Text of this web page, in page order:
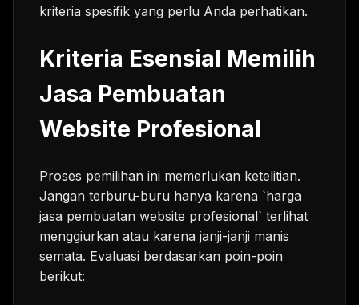
kriteria spesifik yang perlu Anda perhatikan.
Kriteria Esensial Memilih
Jasa Pembuatan
Website Profesional
Proses pemilihan ini memerlukan ketelitian.
Jangan terburu-buru hanya karena `harga
jasa pembuatan website profesional` terlihat
menggiurkan atau karena janji-janji manis
semata. Evaluasi berdasarkan poin-poin
berikut: